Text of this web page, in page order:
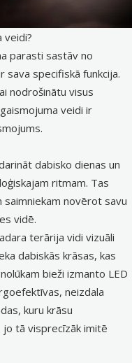
veidi?
parasti sastāv no
sava specifiskā funkcija.
nodrošinātu visus
veidi ir
dabisko dienas un
ritmam. Tas
novērot savu
vidē.
terārija vidi vizuāli
dabiskās krāsas, kas
bieži izmanto LED
neizdala
kuru krāsu
tā visprecīzāk imitē